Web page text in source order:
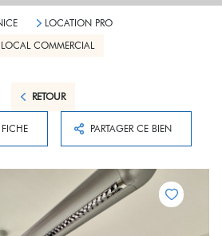
LOCATION PRO
LOCAL COMMERCIAL
RETOUR
FICHE PARTAGER CE BIEN